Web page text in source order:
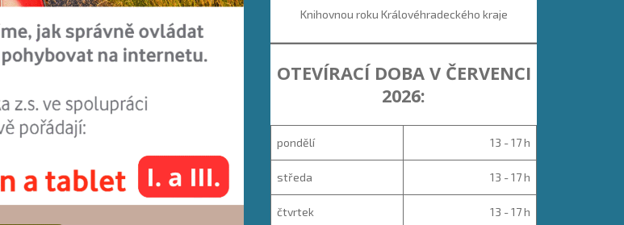
Knihovnou roku Královéhradeckého kraje
OTEVÍRACÍ DOBA V ČERVENCI
2026:
pondělí 13 - 17 h
středa 13 - 17 h
čtvrtek 13 - 17 h